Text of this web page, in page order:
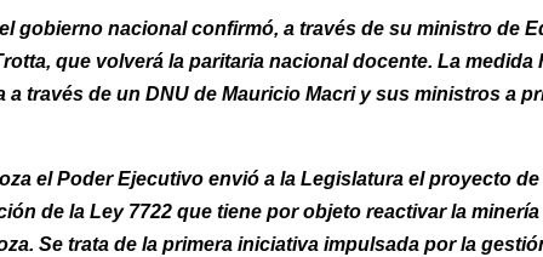
gobierno nacional confirmó, a través de su ministro de
que volverá la paritaria nacional docente. La medida
a través de un DNU de Mauricio Macri y sus ministros a
el Poder Ejecutivo envió a la Legislatura el proyecto de
de la Ley 7722 que tiene por objeto reactivar la
Se trata de la primera iniciativa impulsada por la